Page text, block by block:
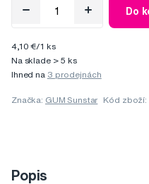
Do
4,10 €/1 ks
Na sklade > 5 ks
Ihned na 3 prodejnách
Značka: GUM Sunstar Kód zboží:
Popis